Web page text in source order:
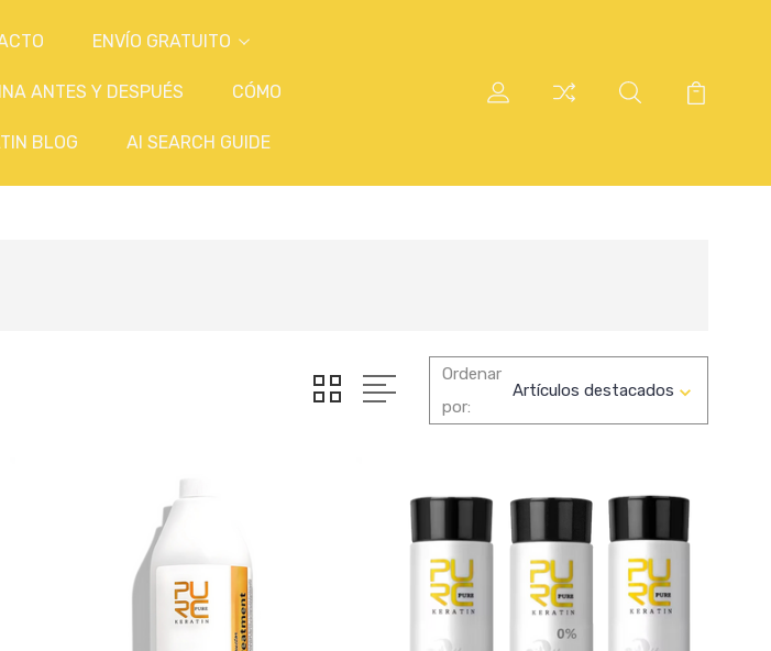
ENVÍO GRATUITO
ANTES Y DESPUÉS CÓMO
BLOG AI SEARCH GUIDE
Ordenar
por: